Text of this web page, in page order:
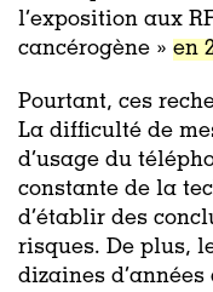
l’exposition aux
cancérogène » en
Pourtant, ces
La difficulté de
d’usage du
constante de la
d’établir des
risques. De plus,
dizaines